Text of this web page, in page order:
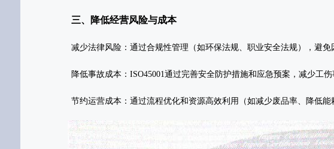
三、降低经营风险与成本
减少法律风险‌：通过合规性管理（如环保法规、职业安全法规），避免
降低事故成本‌：ISO45001通过完善安全防护措施和应急预案，减少工
节约运营成本‌：通过流程优化和资源高效利用（如减少废品率、降低能